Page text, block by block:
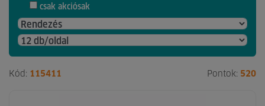
csak akciósak
Kód: 115411 Pontok: 520